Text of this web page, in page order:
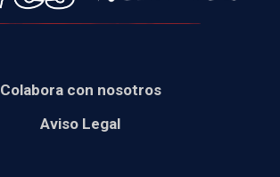
Colabora con nosotros
Aviso Legal